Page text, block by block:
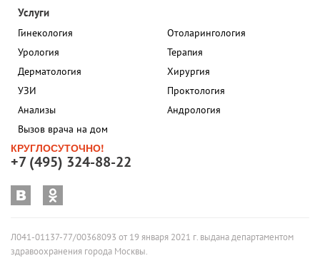
Услуги
Гинекология
Урология
Дерматология
УЗИ
Анализы
Вызов врача на дом
Отоларингология
Терапия
Хирургия
Проктология
Андрология
КРУГЛОСУТОЧНО!
+7 (495) 324-88-22
Л041-01137-77/00368093 от 19 января 2021 г. выдана департаментом
здравоохранения города Москвы.